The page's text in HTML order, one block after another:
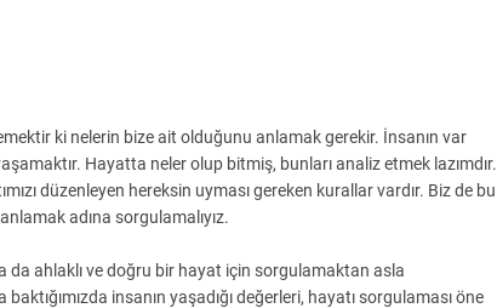
ki nelerin bize ait olduğunu anlamak gerekir. İnsanın var
Hayatta neler olup bitmiş, bunları analiz etmek lazımdır.
düzenleyen hereksin uyması gereken kurallar vardır. Biz de bu
adına sorgulamalıyız.
da ahlaklı ve doğru bir hayat için sorgulamaktan asla
insanın yaşadığı değerleri, hayatı sorgulaması öne